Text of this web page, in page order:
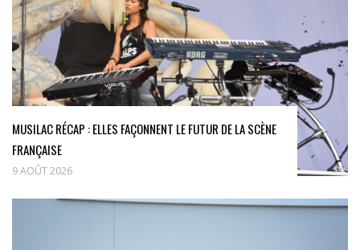
MUSILAC RÉCAP : ELLES FAÇONNENT LE FUTUR DE LA SCÈNE
FRANÇAISE
9 AOÛT 2026